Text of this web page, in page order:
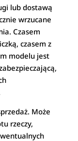
lub dostawą
wrzucane
Czasem
czasem z
modelu jest
Może
rzeczy,